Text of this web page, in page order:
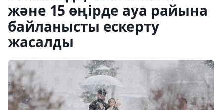
және 15 өңірде ауа райына
байланысты ескерту
жасалды